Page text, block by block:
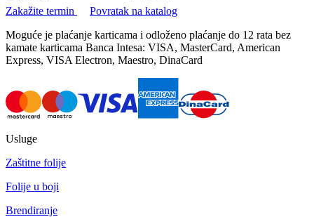
Zakažite termin
Povratak na katalog
Moguće je plaćanje karticama i odloženo plaćanje do 12 rata bez
kamate karticama Banca Intesa: VISA, MasterCard, American
Express, VISA Electron, Maestro, DinaCard
Usluge
Zaštitne folije
Folije u boji
Brendiranje